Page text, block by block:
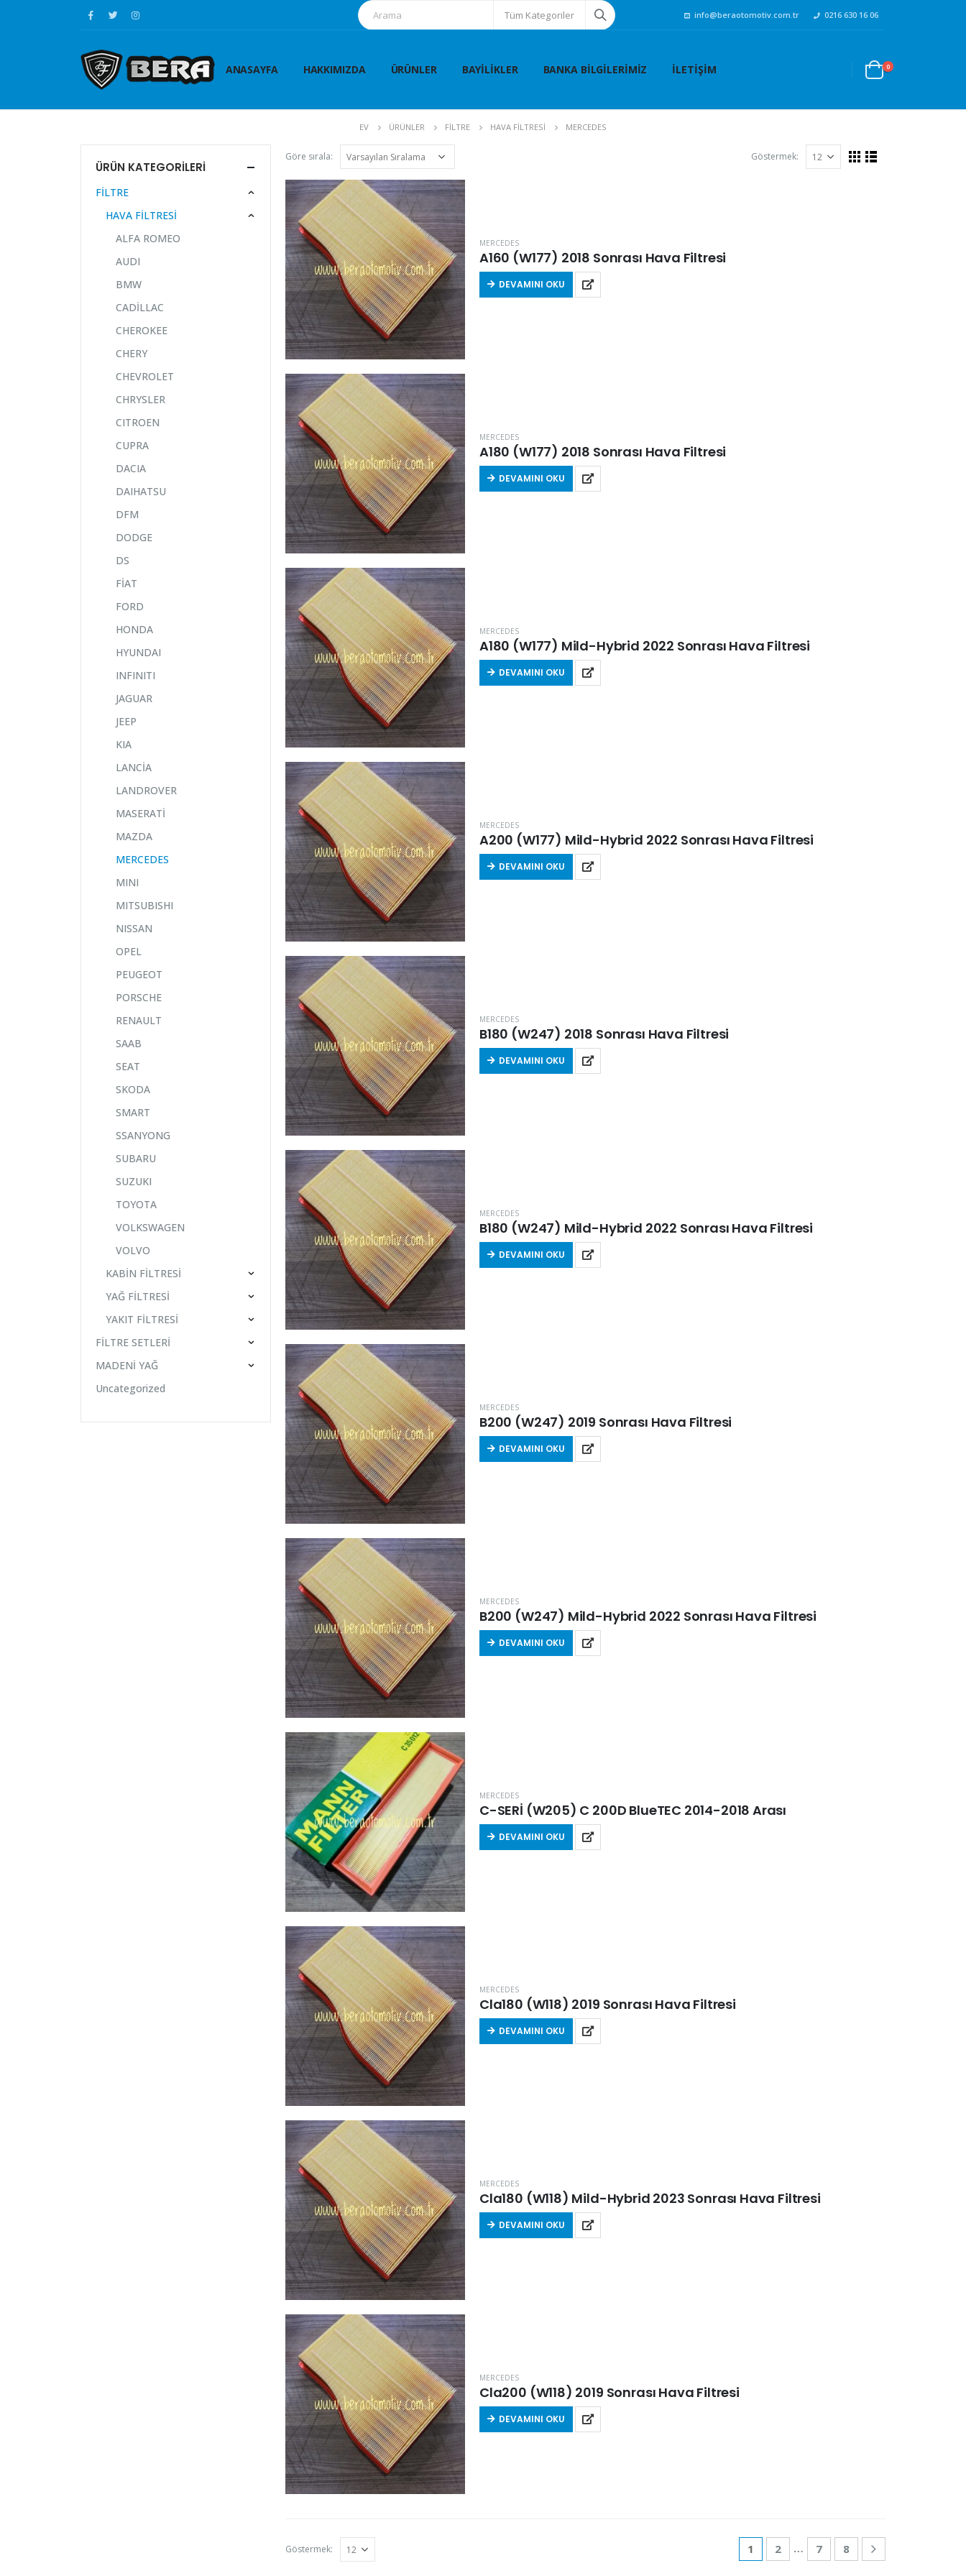
Tüm Kategoriler info@beraotomotiv.com.tr 0216 630 16 06
ANASAYFA HAKKIMIZDA ÜRÜNLER BAYILIKLER BANKA BILGILERIMIZ İLETIŞIM 0
EV ÜRÜNLER FİLTRE HAVA FİLTRESİ MERCEDES
Göre sırala: Göstermek:
MERCEDES
A160 (W177) 2018 Sonrası Hava Filtresi
DEVAMINI OKU
MERCEDES
A180 (W177) 2018 Sonrası Hava Filtresi
DEVAMINI OKU
MERCEDES
A180 (W177) Mild-Hybrid 2022 Sonrası Hava Filtresi
DEVAMINI OKU
MERCEDES
A200 (W177) Mild-Hybrid 2022 Sonrası Hava Filtresi
DEVAMINI OKU
MERCEDES
B180 (W247) 2018 Sonrası Hava Filtresi
DEVAMINI OKU
MERCEDES
B180 (W247) Mild-Hybrid 2022 Sonrası Hava Filtresi
DEVAMINI OKU
MERCEDES
B200 (W247) 2019 Sonrası Hava Filtresi
DEVAMINI OKU
MERCEDES
B200 (W247) Mild-Hybrid 2022 Sonrası Hava Filtresi
DEVAMINI OKU
MERCEDES
C-SERİ (W205) C 200D BlueTEC 2014-2018 Arası
DEVAMINI OKU
MERCEDES
Cla180 (W118) 2019 Sonrası Hava Filtresi
DEVAMINI OKU
MERCEDES
Cla180 (W118) Mild-Hybrid 2023 Sonrası Hava Filtresi
DEVAMINI OKU
MERCEDES
Cla200 (W118) 2019 Sonrası Hava Filtresi
DEVAMINI OKU
Göstermek: 1 2 … 7 8
ÜRÜN KATEGORILERI
FİLTRE
HAVA FİLTRESİ
ALFA ROMEO
AUDI
BMW
CADİLLAC
CHEROKEE
CHERY
CHEVROLET
CHRYSLER
CITROEN
CUPRA
DACIA
DAIHATSU
DFM
DODGE
DS
FİAT
FORD
HONDA
HYUNDAI
INFINITI
JAGUAR
JEEP
KIA
LANCİA
LANDROVER
MASERATİ
MAZDA
MERCEDES
MINI
MITSUBISHI
NISSAN
OPEL
PEUGEOT
PORSCHE
RENAULT
SAAB
SEAT
SKODA
SMART
SSANYONG
SUBARU
SUZUKI
TOYOTA
VOLKSWAGEN
VOLVO
KABİN FİLTRESİ
YAĞ FİLTRESİ
YAKIT FİLTRESİ
FİLTRE SETLERİ
MADENİ YAĞ
Uncategorized